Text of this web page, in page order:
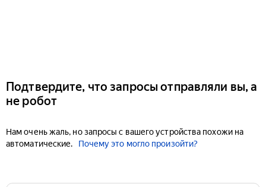
Подтвердите, что запросы отправляли вы, а
не робот
Нам очень жаль, но запросы с вашего устройства похожи на
автоматические.
Почему это могло произойти?